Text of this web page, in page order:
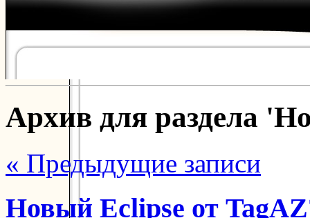
Архив для раздела
« Предыдущие записи
Новый Eclipse от